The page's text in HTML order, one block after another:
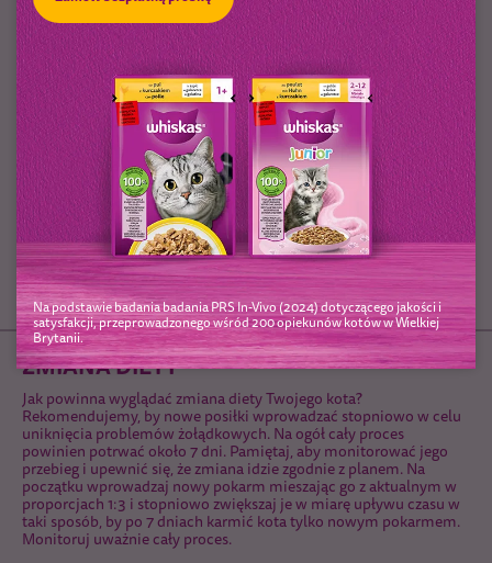
DZIENNE ILOŚCI
Zalecana dzienna ilość karmy. Zalecamy podawać pełnoporcjową
mokrą oraz suchą karmę Whiskas® dla kota.
Kot o masie ciała 3 kg potrzebuje 3-3,5 saszetki karmy mokrej
dziennie.
Kot o masie ciała 4 kg potrzebuje 3,5-4 saszetek karmy mokrej
dziennie.
Kot o masie ciała 5 kg potrzebuje 4-4,5 saszetki karmy mokrej
dziennie.
85 g karmy mokrej można zastąpić 16 g karmy suchej WHISKAS®.
ZMIANA DIETY
Jak powinna wyglądać zmiana diety Twojego kota?
Rekomendujemy, by nowe posiłki wprowadzać stopniowo w celu
uniknięcia problemów żołądkowych. Na ogół cały proces
powinien potrwać około 7 dni. Pamiętaj, aby monitorować jego
przebieg i upewnić się, że zmiana idzie zgodnie z planem. Na
początku wprowadzaj nowy pokarm mieszając go z aktualnym w
proporcjach 1:3 i stopniowo zwiększaj je w miarę upływu czasu w
taki sposób, by po 7 dniach karmić kota tylko nowym pokarmem.
Monitoruj uważnie cały proces.
Na podstawie badania badania PRS In-Vivo (2024) dotyczącego jakości i
satysfakcji, przeprowadzonego wśród 200 opiekunów kotów w Wielkiej
Brytanii.